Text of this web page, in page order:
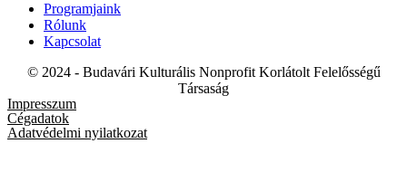
Programjaink
Rólunk
Kapcsolat
© 2024 - Budavári Kulturális Nonprofit Korlátolt Felelősségű
Társaság
Impresszum
Cégadatok
Adatvédelmi nyilatkozat